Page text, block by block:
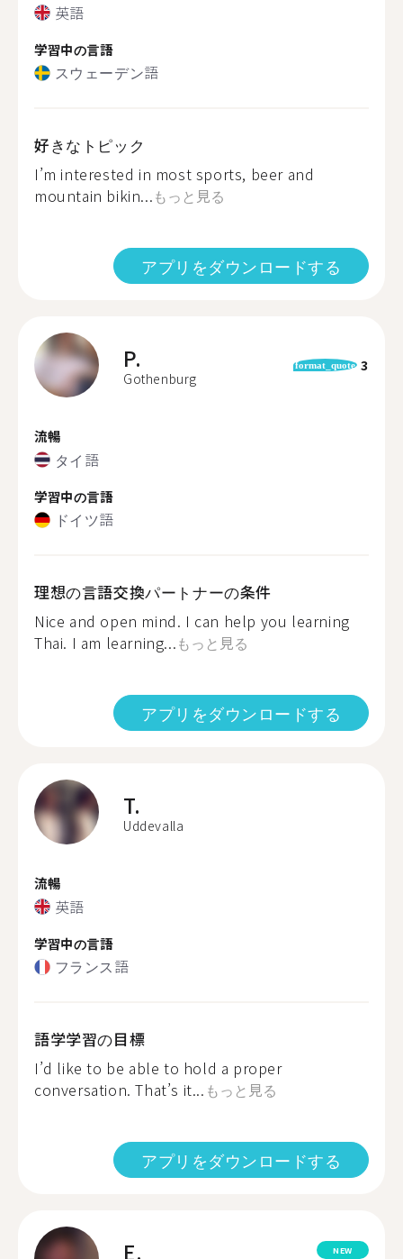
英語
学習中の言語
スウェーデン語
好きなトピック
I’m interested in most sports, beer and
mountain bikin...もっと見る
アプリをダウンロードする
P.
Gothenburg
format_quote 3
流暢
タイ語
学習中の言語
ドイツ語
理想の言語交換パートナーの条件
Nice and open mind. I can help you learning
Thai. I am learning...もっと見る
アプリをダウンロードする
T.
Uddevalla
流暢
英語
学習中の言語
フランス語
語学学習の目標
I’d like to be able to hold a proper
conversation. That’s it... もっと見る
アプリをダウンロードする
E. NEW